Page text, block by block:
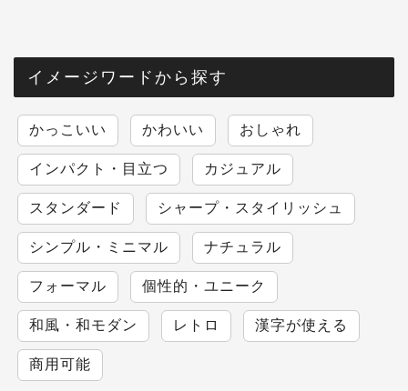
イメージワードから探す
かっこいい かわいい おしゃれ
インパクト・目立つ カジュアル
スタンダード シャープ・スタイリッシュ
シンプル・ミニマル ナチュラル
フォーマル 個性的・ユニーク
和風・和モダン レトロ 漢字が使える
商用可能